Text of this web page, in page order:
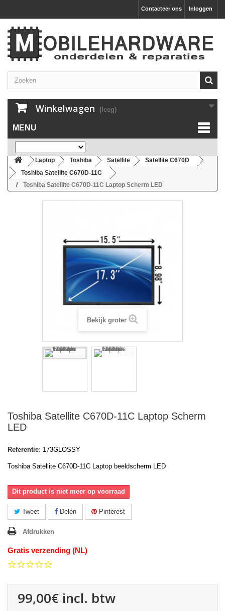
Inloggen
Contacteer ons
Winkelwagen (leeg)
MENU
Laptop Toshiba Satellite
Satellite C670D
Toshiba Satellite C670D-11C
Toshiba Satellite C670D-11C Laptop Scherm LED
Bekijk groter
Toshiba Satellite C670D-11C Laptop Scherm
LED
Referentie: 173GLOSSY
Toshiba Satellite C670D-11C Laptop beeldscherm LED
Dit product is niet meer op voorraad
Tweet Delen Pinterest
Afdrukken
Gratis verzending (NL)
99,00€ incl. btw